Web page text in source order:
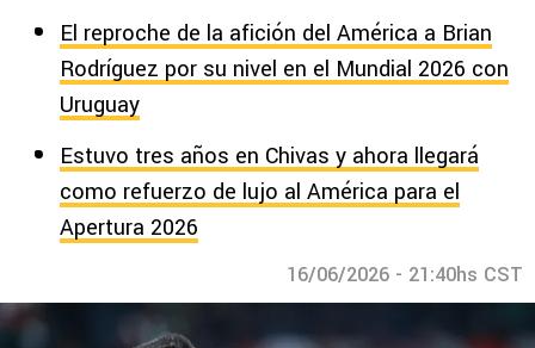
El reproche de la afición del América a Brian
Rodríguez por su nivel en el Mundial 2026 con
Uruguay
Estuvo tres años en Chivas y ahora llegará
como refuerzo de lujo al América para el
Apertura 2026
16/06/2026 - 21:40hs CST